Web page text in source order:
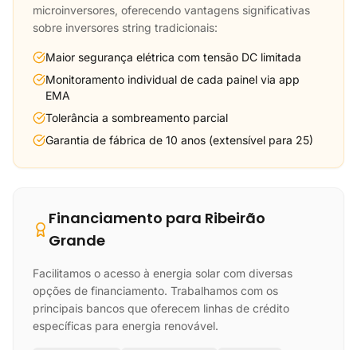
microinversores, oferecendo vantagens significativas
sobre inversores string tradicionais:
Maior segurança elétrica com tensão DC limitada
Monitoramento individual de cada painel via app
EMA
Tolerância a sombreamento parcial
Garantia de fábrica de 10 anos (extensível para 25)
Financiamento para Ribeirão
Grande
Facilitamos o acesso à energia solar com diversas
opções de financiamento. Trabalhamos com os
principais bancos que oferecem linhas de crédito
específicas para energia renovável.